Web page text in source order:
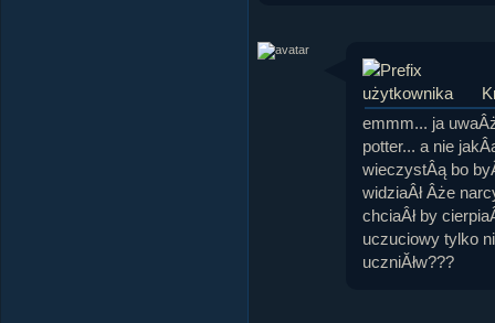
emmm... ja
potter... a nie
wieczystÂą bo
widziaÂł Âże
chciaÂł by
uczuciowy tylko
uczniĂłw???